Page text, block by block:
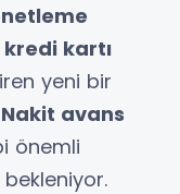
kredi kartı
yeni bir
Nakit avans
önemli